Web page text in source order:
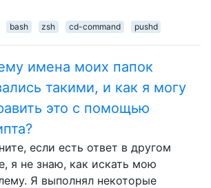
bash zsh cd-command pushd
имена моих папок
такими, и как я могу
это с помощью
если есть ответ в другом
я не знаю, как искать мою
Я выполнял некоторые